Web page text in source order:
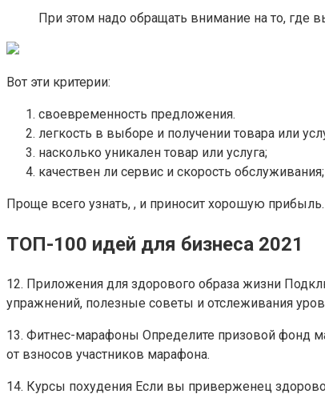
При этом надо обращать внимание на то, где
Вот эти критерии:
своевременность предложения.
легкость в выборе и получении товара или
насколько уникален товар или услуга;
качествен ли сервис и скорость обслуживания;
Проще всего узнать, , и приносит хорошую прибыль.
ТОП-100 идей для бизнеса 2021
12. Приложения для здорового образа жизни
упражнений, полезные советы и отслеживания
13. Фитнес-марафоны Определите призовой фонд
от взносов участников марафона.
14. Курсы похудения Если вы приверженец